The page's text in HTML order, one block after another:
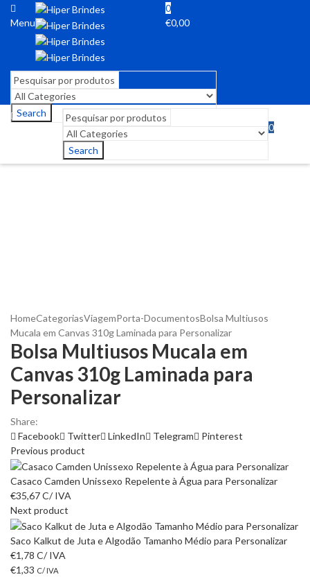
Menu
0
€0,00
Search
Search
0
HomeCategoriasViagemPorta-DocumentosBolsa Multiusos
Mucala em Canvas 310g Laminada para Personalizar
Bolsa Multiusos Mucala em
Canvas 310g Laminada para
Personalizar
Share:
Facebook
Twitter LinkedIn Telegram
Pinterest
Previous product
Casaco Camden Unissexo Repelente à Água para Personalizar
€35,67C/ IVA
Next product
Saco Kalkut de Juta e Algodão Tamanho Médio para Personalizar
€1,78 C/ IVA
€1,33 C/ IVA